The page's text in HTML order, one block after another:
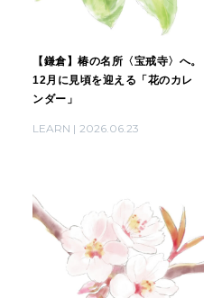
【鎌倉】椿の名所〈宝戒寺〉へ。
12月に見頃を迎える「花のカレ
ンダー」
LEARN 2026.06.23